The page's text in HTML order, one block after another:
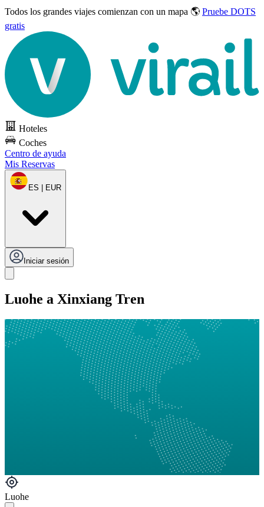
Todos los grandes viajes comienzan con un mapa 🌎 Pruebe DOTS
gratis
Hoteles
Coches
Centro de ayuda
Mis Reservas
ES | EUR
Iniciar sesión
Luohe a Xinxiang Tren
Luohe